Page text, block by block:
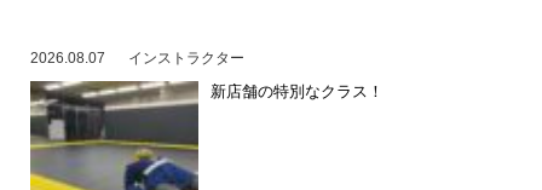
2026.08.07 インストラクター
新店舗の特別なクラス！